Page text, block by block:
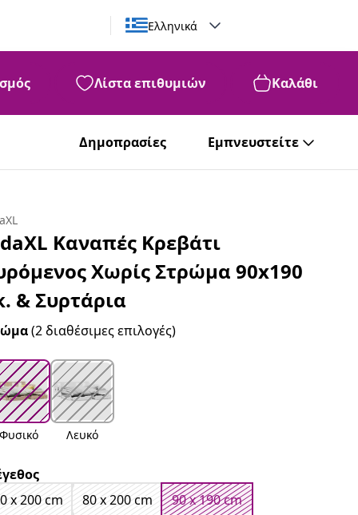
Ελληνικά
Λίστα επιθυμιών Καλάθι
Δημοπρασίες Εμπνευστείτε
99
Καναπές Κρεβάτι
Χωρίς Στρώμα 90x190
& Συρτάρια
(2 διαθέσιμες επιλογές)
Φυσικό Λευκό
x 200 cm
80 x 200 cm 90 x 190 cm